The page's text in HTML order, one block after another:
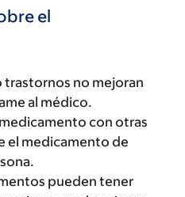
el
trastornos no mejoran
al médico.
con otras
el medicamento de
pueden tener